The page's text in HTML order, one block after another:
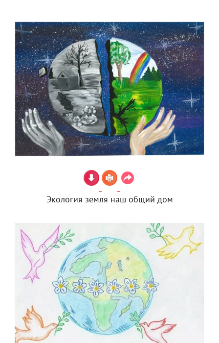
Экология земля наш общий дом